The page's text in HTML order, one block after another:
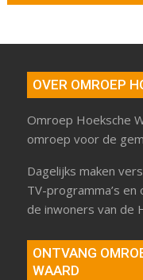
OVER OMROEP
Omroep Hoeksche
omroep voor de
Dagelijks maken
TV-programma’s
de inwoners van de
ONTVANG
WAARD